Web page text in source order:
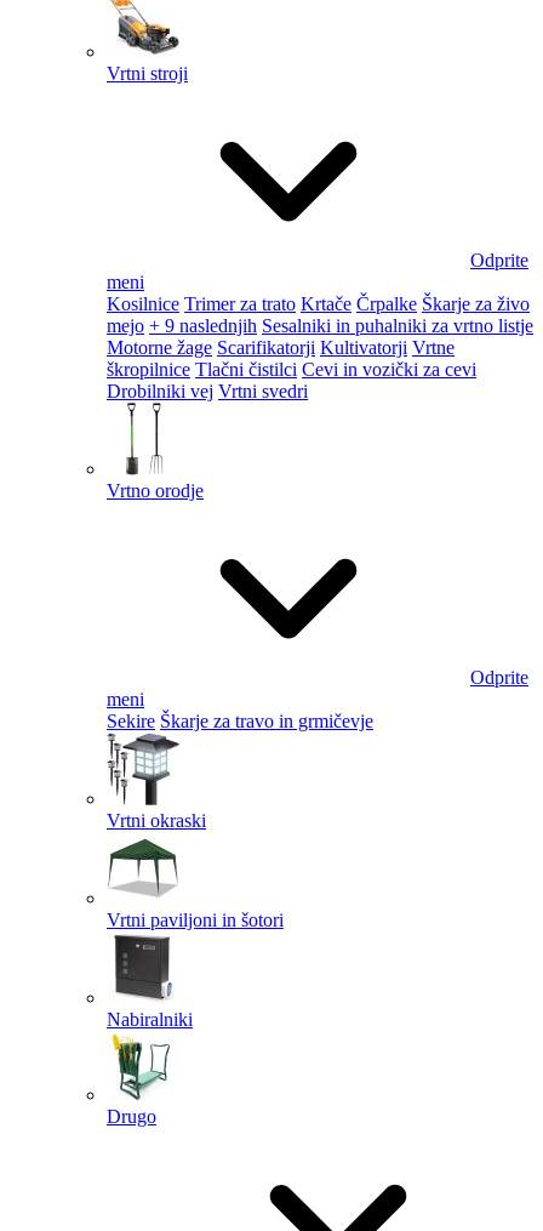
Vrtni stroji
Odprite
meni
Kosilnice Trimer za trato Krtače Črpalke Škarje za živo
mejo + 9 naslednjih Sesalniki in puhalniki za vrtno listje
Motorne žage Scarifikatorji Kultivatorji Vrtne
škropilnice Tlačni čistilci Cevi in vozički za cevi
Drobilniki vej Vrtni svedri
Vrtno orodje
Odprite
meni
Sekire Škarje za travo in grmičevje
Vrtni okraski
Vrtni paviljoni in šotori
Nabiralniki
Drugo